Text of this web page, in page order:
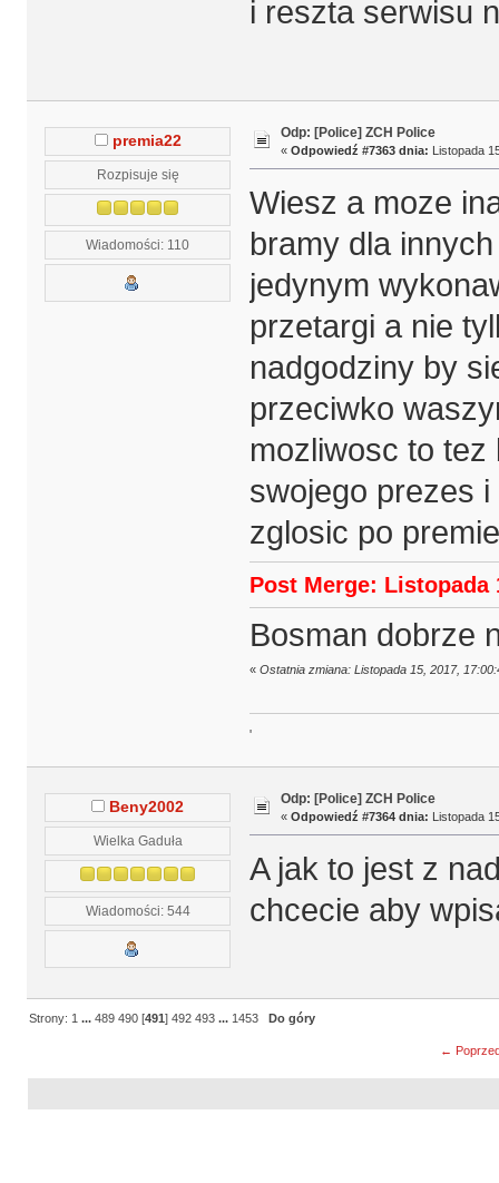
i reszta serwisu
premia22
Rozpisuje się
Wiadomości: 110
Odp: [Police] ZCH Police
« Odpowiedź #7363 dnia: Listopada
Wiesz a moze
bramy dla
jedynym
przetargi a nie
nadgodziny by
przeciwko
mozliwosc to
swojego prezes
zglosic po
Post Merge: Listopada
Bosman dobrze
« Ostatnia zmiana: Listopada 15, 2017,
'
Beny2002
Wielka Gaduła
Wiadomości: 544
Odp: [Police] ZCH Police
« Odpowiedź #7364 dnia: Listopada
A jak to jest z
chcecie aby
Strony: 1 ...489 490 [491]492 493 ... 1453 Do góry
←